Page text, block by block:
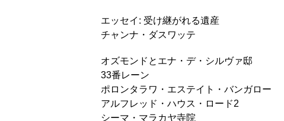
エッセイ: 受け継がれる遺産
チャンナ・ダスワッテ
オズモンドとエナ・デ・シルヴァ邸
33番レーン
ポロンタラワ・エステイト・バンガロー
アルフレッド・ハウス・ロード2
シーマ・マラカヤ寺院